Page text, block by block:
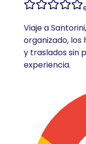
Viaje a
organizado, los
y traslados sin
experiencia.